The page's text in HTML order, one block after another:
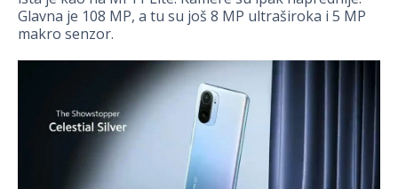
Glavna je 108 MP, a tu su još 8 MP ultraširoka i 5 MP
makro senzor.